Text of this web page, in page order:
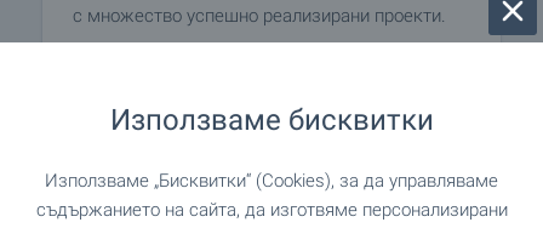
с множество успешно реализирани проекти.
ВИЖТЕ ОЩЕ
Използваме бисквитки
Използваме „Бисквитки“ (Cookies), за да управляваме
съдържанието на сайта, да изготвяме персонализирани